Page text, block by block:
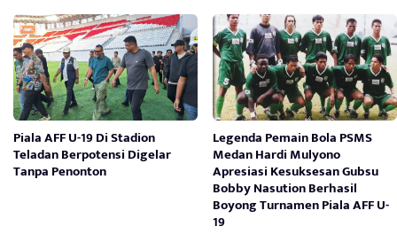
Piala AFF U-19 Di Stadion
Teladan Berpotensi Digelar
Tanpa Penonton
Legenda Pemain Bola PSMS
Medan Hardi Mulyono
Apresiasi Kesuksesan Gubsu
Bobby Nasution Berhasil
Boyong Turnamen Piala AFF U-
19